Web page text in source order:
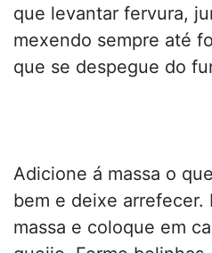
que levantar fervura,
mexendo sempre até
que se despegue do
Adicione á massa o
bem e deixe arrefecer.
massa e coloque em